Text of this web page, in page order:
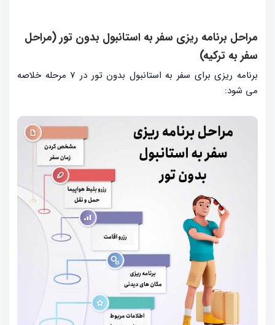
مراحل برنامه ریزی سفر به استانبول بدون تور (مراحل
سفر به ترکیه)
برنامه ریزی برای سفر به استانبول بدون تور در 7 مرحله خلاصه
می شود: